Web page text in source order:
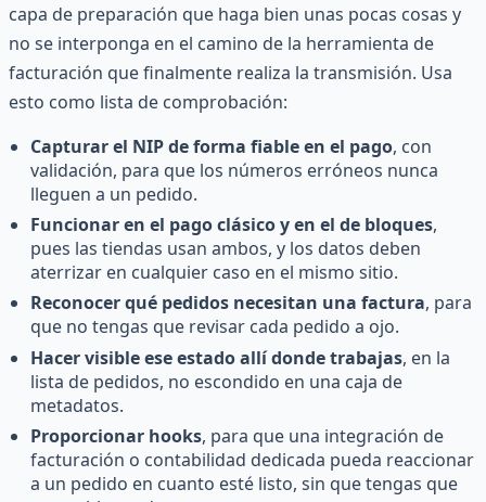
capa de preparación que haga bien unas pocas cosas y
no se interponga en el camino de la herramienta de
facturación que finalmente realiza la transmisión. Usa
esto como lista de comprobación:
Capturar el NIP de forma fiable en el pago, con
validación, para que los números erróneos nunca
lleguen a un pedido.
Funcionar en el pago clásico y en el de bloques,
pues las tiendas usan ambos, y los datos deben
aterrizar en cualquier caso en el mismo sitio.
Reconocer qué pedidos necesitan una factura, para
que no tengas que revisar cada pedido a ojo.
Hacer visible ese estado allí donde trabajas, en la
lista de pedidos, no escondido en una caja de
metadatos.
Proporcionar hooks, para que una integración de
facturación o contabilidad dedicada pueda reaccionar
a un pedido en cuanto esté listo, sin que tengas que